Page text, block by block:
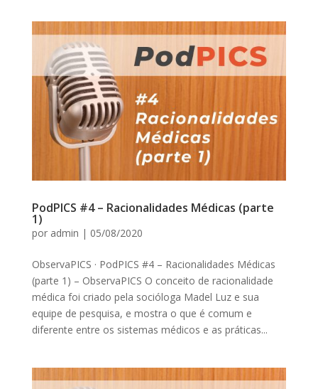
PodPICS #4 – Racionalidades Médicas (parte
1)
por admin | 05/08/2020
ObservaPICS · PodPICS #4 – Racionalidades Médicas
(parte 1) – ObservaPICS O conceito de racionalidade
médica foi criado pela socióloga Madel Luz e sua
equipe de pesquisa, e mostra o que é comum e
diferente entre os sistemas médicos e as práticas...